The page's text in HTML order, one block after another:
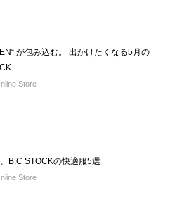
が包み込む。 出かけたくなる5月の
Store
B.C STOCKの快適服5選
Store